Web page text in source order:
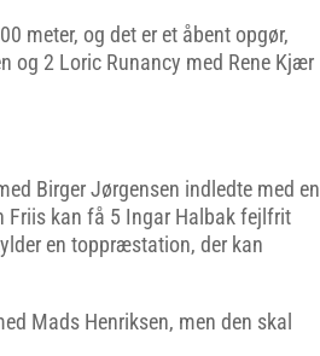
meter, og det er et åbent opgør,
og 2 Loric Runancy med Rene Kjær
Birger Jørgensen indledte med en
Friis kan få 5 Ingar Halbak fejlfrit
en toppræstation, der kan
Mads Henriksen, men den skal